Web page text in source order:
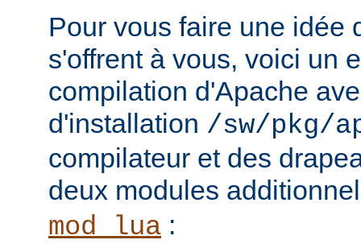
Pour vous faire une idée
s'offrent à vous, voici un
compilation d'Apache
d'installation /sw/pkg/
compilateur et des
deux modules
mod_lua :